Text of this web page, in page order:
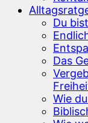
Du
Das
Wie